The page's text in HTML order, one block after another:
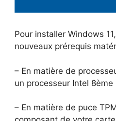
Pour installer Windows
nouveaux prérequis
– En matière de
un processeur Intel
– En matière de puce